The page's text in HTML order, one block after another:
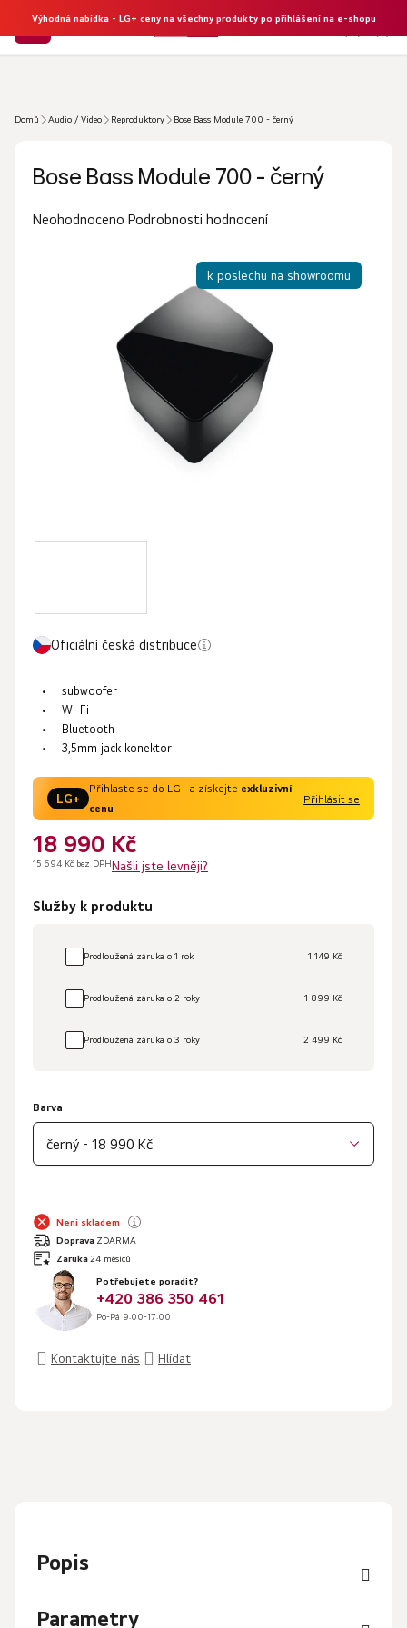
Výhodná nabídka - LG+ ceny na všechny produkty po přihlášení na e-shopu
Hledat
Domů Audio / Video Reproduktory Bose Bass Module 700 - černý
Oficiální česká distribuce
subwoofer
Wi-Fi
Bluetooth
3,5mm jack konektor
LG+
Přihlaste se do LG+ a získejte exkluzivní
cenu
Přihlásit se
18 990 Kč
15 694 Kč bez DPHNašli jste levněji?
Služby k produktu
Prodloužená záruka o 1 rok 1 149 Kč
Prodloužená záruka o 2 roky 1 899 Kč
Prodloužená záruka o 3 roky 2 499 Kč
Barva
černý - 18 990 Kč
Není skladem
Doprava ZDARMA
Záruka 24 měsíců
Potřebujete poradit?
+420 386 350 461
Po-Pá 9:00-17:00
Kontaktujte nás Hlídat
Bose Bass Module 700 - černý
Průměrné
Neohodnoceno Podrobnosti hodnocení
k poslechu na showroomu
Popis
Parametry